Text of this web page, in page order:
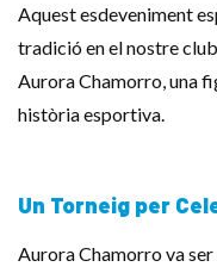
Aquest esdeveniment
tradició en el nostre
Aurora Chamorro, una
història esportiva.
Un Torneig per
Aurora Chamorro va